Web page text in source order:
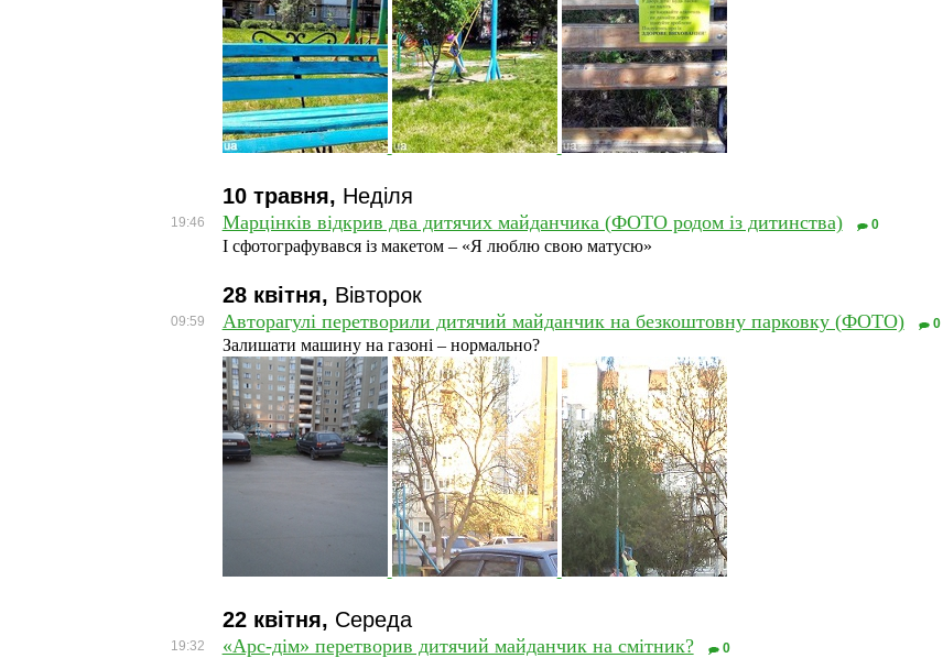
10 травня, Неділя
19:46 Марцінків відкрив два дитячих майданчика (ФОТО родом із дитинства) 0
І сфотографувався із макетом – «Я люблю свою матусю»
28 квітня, Вівторок
09:59 Авторагулі перетворили дитячий майданчик на безкоштовну парковку (ФОТО) 0
Залишати машину на газоні – нормально?
22 квітня, Середа
19:32 «Арс-дім» перетворив дитячий майданчик на смітник? 0